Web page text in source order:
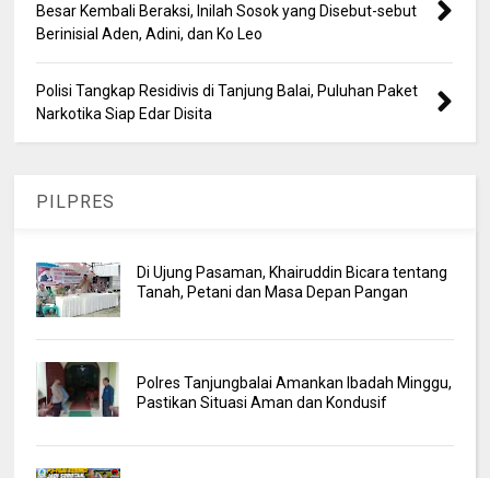
Besar Kembali Beraksi, Inilah Sosok yang Disebut-sebut
Berinisial Aden, Adini, dan Ko Leo
Polisi Tangkap Residivis di Tanjung Balai, Puluhan Paket
Narkotika Siap Edar Disita
PILPRES
Di Ujung Pasaman, Khairuddin Bicara tentang
Tanah, Petani dan Masa Depan Pangan
Polres Tanjungbalai Amankan Ibadah Minggu,
Pastikan Situasi Aman dan Kondusif